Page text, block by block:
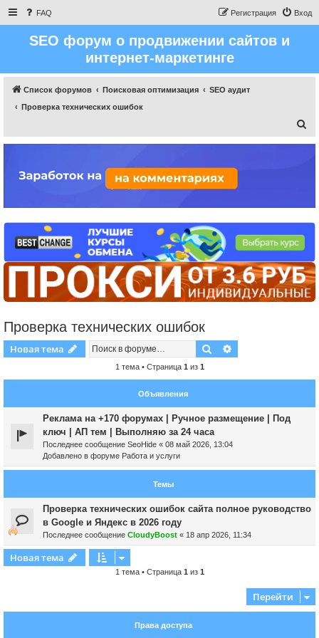
FAQ Вход
Регистрация
SEO форум о продвижении сайтов и
интернет-маркетинге
Список форумов Поисковая оптимизация
SEO аудит
Проверка технических ошибок
Проверка технических ошибок
Новая тема Поиск
1 тема • Страница 1 из 1
Объявления
Реклама на +170 форумах | Ручное размещение | Под
ключ | АП тем | Выполняю за 24 часа
Последнее сообщение SeoHide « 08 май 2026, 13:04
Добавлено в форуме Работа и услуги
Темы
Проверка технических ошибок сайта полное руководство
в Google и Яндекс в 2026 году
Последнее сообщение CloudyBoost « 18 апр 2026, 11:34
Новая тема
1 тема • Страница 1 из 1
Перейти
Права доступа